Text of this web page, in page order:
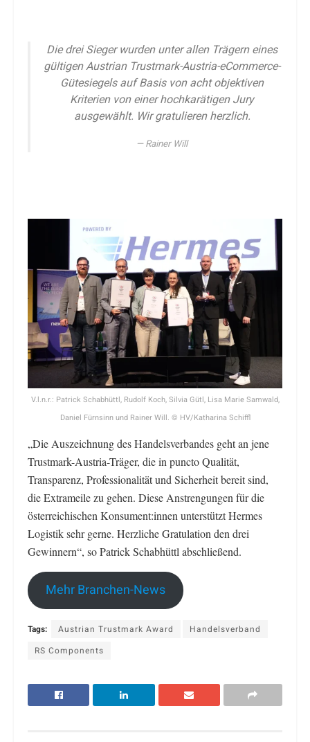
Die drei Sieger wurden unter allen Trägern eines
gültigen Austrian Trustmark-Austria-eCommerce-
Gütesiegels auf Basis von acht objektiven
Kriterien von einer hochkarätigen Jury
ausgewählt. Wir gratulieren herzlich.
Rainer Will
V.l.n.r.: Patrick Schabhüttl, Rudolf Koch, Silvia Gütl, Lisa Marie Samwald,
Daniel Fürnsinn und Rainer Will. © HV/Katharina Schiffl
„Die Auszeichnung des Handelsverbandes geht an jene
Trustmark-Austria-Träger, die in puncto Qualität,
Transparenz, Professionalität und Sicherheit bereit sind,
die Extrameile zu gehen. Diese Anstrengungen für die
österreichischen Konsument:innen unterstützt Hermes
Logistik sehr gerne. Herzliche Gratulation den drei
Gewinnern“, so Patrick Schabhüttl abschließend.
Mehr Branchen-News
Tags: Austrian Trustmark Award
Handelsverband
RS Components